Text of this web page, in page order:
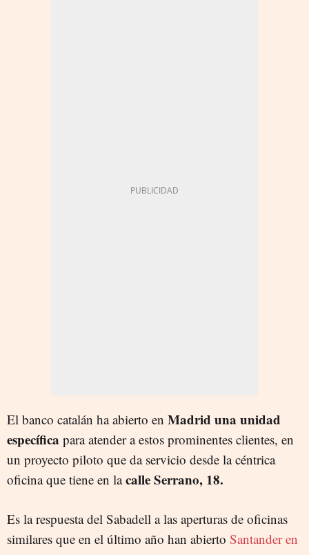
El banco catalán ha abierto en Madrid una unidad
específica para atender a estos prominentes clientes, en
un proyecto piloto que da servicio desde la céntrica
oficina que tiene en lacalle Serrano, 18.
Es la respuesta del Sabadell a las aperturas de oficinas
similares que en el último año han abierto Santander en